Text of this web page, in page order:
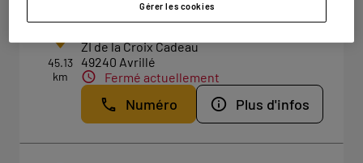
3
45.13
km
ELECTRO DEPOT ANGERS
ZI de la Croix Cadeau
49240 Avrillé
Fermé actuellement
Numéro Plus d'infos
Gérer les cookies